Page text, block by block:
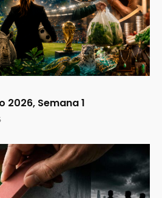
2026, Semana 1